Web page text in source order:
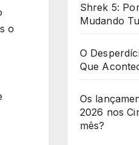
o
Shrek 5:
Mudando
O
Que
Os
2026 nos
mês?